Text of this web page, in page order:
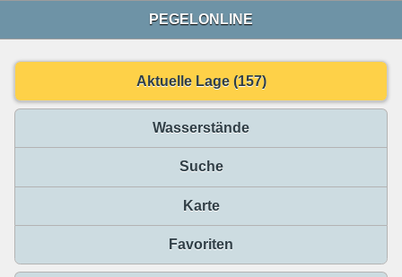
PEGELONLINE
Aktuelle Lage (157)
Wasserstände
Suche
Karte
Favoriten